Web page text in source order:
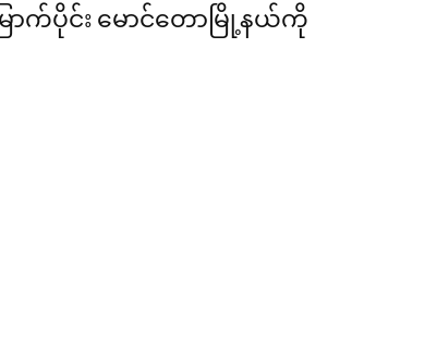
ာက်ပိုင်း မောင်တောမြို့နယ်ကို